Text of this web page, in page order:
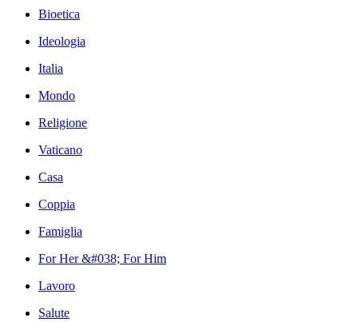
Bioetica
Ideologia
Italia
Mondo
Religione
Vaticano
Casa
Coppia
Famiglia
For Her &#038; For Him
Lavoro
Salute